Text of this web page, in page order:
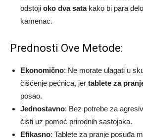
odstoji oko dva satakako bi para
kamenac.
Prednosti Ove Metode:
Ekonomično: Ne morate ulagati u
čišćenje pećnica, jer tablete za
posao.
Jednostavno: Bez potrebe za
čisti uz pomoć prirodnih sastojaka.
Efikasno: Tablete za pranje posuđa